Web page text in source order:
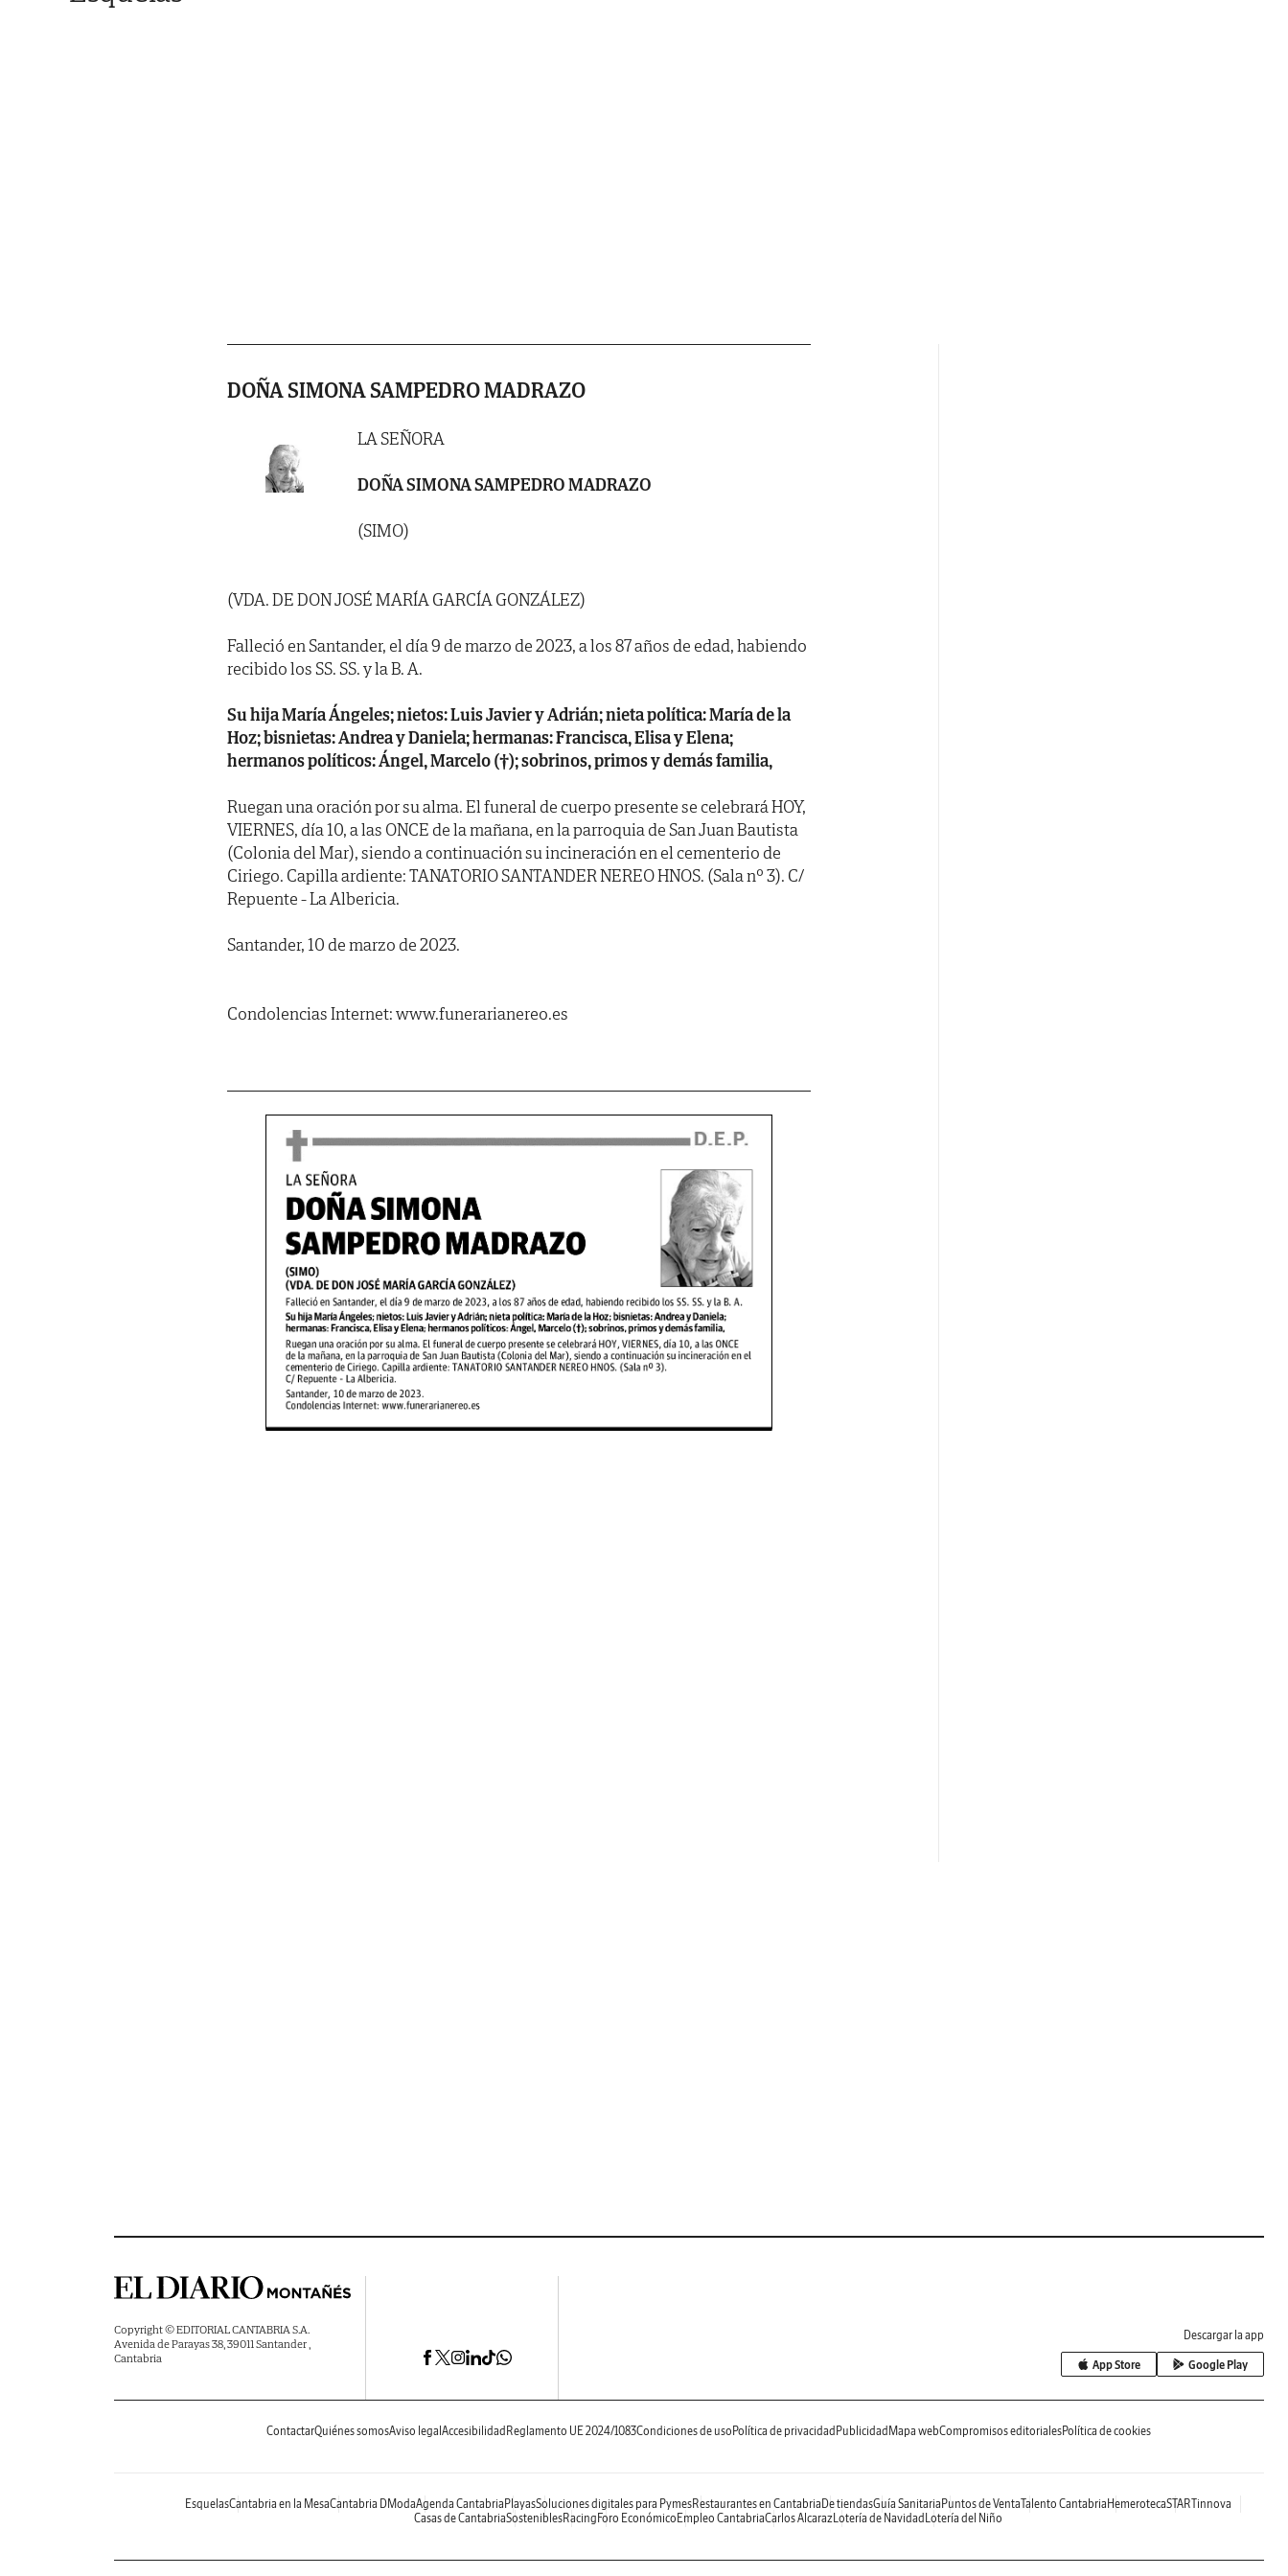
DOÑA SIMONA SAMPEDRO MADRAZO
LA SEÑORA
DOÑA SIMONA SAMPEDRO MADRAZO
(SIMO)
(VDA. DE DON JOSÉ MARÍA GARCÍA GONZÁLEZ)
Falleció en Santander, el día 9 de marzo de 2023, a los 87 años de edad, habiendo
recibido los SS. SS. y la B. A.
Su hija María Ángeles; nietos: Luis Javier y Adrián; nieta política: María de la
Hoz; bisnietas: Andrea y Daniela; hermanas: Francisca, Elisa y Elena;
hermanos políticos: Ángel, Marcelo (†); sobrinos, primos y demás familia,
Ruegan una oración por su alma. El funeral de cuerpo presente se celebrará HOY,
VIERNES, día 10, a las ONCE de la mañana, en la parroquia de San Juan Bautista
(Colonia del Mar), siendo a continuación su incineración en el cementerio de
Ciriego. Capilla ardiente: TANATORIO SANTANDER NEREO HNOS. (Sala nº 3). C/
Repuente - La Albericia.
Santander, 10 de marzo de 2023.
Condolencias Internet: www.funerarianereo.es
Copyright © EDITORIAL CANTABRIA S.A.
Avenida de Parayas 38, 39011 Santander ,
Cantabria
Descargar la app
App Store Google Play
ContactarQuiénes somosAviso legal Accesibilidad Reglamento UE 2024/1083Condiciones de uso Política de privacidad Publicidad Mapa webCompromisos editorialesPolítica de cookies
EsquelasCantabria en la MesaCantabria DModaAgenda Cantabria PlayasSoluciones digitales para PymesRestaurantes en Cantabria De tiendasGuía Sanitaria Puntos de VentaTalento Cantabria HemerotecaSTARTinnova
Casas de CantabriaSosteniblesRacing Foro Económico Empleo CantabriaCarlos AlcarazLotería de Navidad Lotería del Niño